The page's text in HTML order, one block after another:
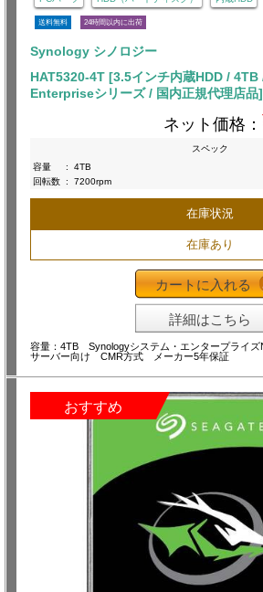
送料無料 24時間以内に出荷
Synology シノロジー
HAT5320-4T [3.5インチ内蔵HDD /
Enterpriseシリーズ / 国内正規代理店品]
ネット価格：
スペック
容量
:
4TB
回転数 : 7200rpm
在庫状況
在庫あり
カートに入れる
詳細はこちら
容量：4TB Synologyシステム・エンタープライ
サーバー向け CMR方式 メーカー5年保証
おすすめ